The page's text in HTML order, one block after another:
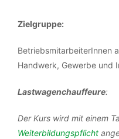
Zielgruppe:
BetriebsmitarbeiterInnen
Handwerk, Gewerbe und
Lastwagenchauffeure:
Der Kurs wird mit einem
Weiterbildungspflicht